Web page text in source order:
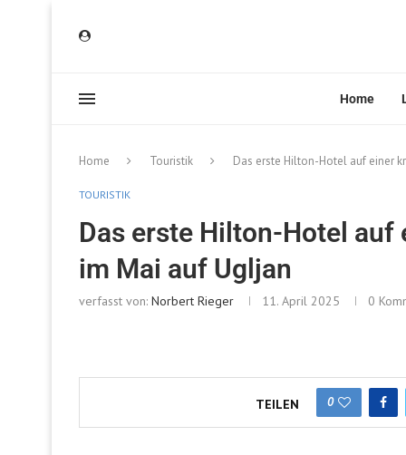
Home
Home Touristik Das erste Hilton-Hotel auf einer
TOURISTIK
Das erste Hilton-Hotel
im Mai auf Ugljan
verfasst von: Norbert Rieger 11. April 2025 0
TEILEN 0